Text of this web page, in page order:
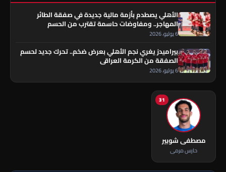
الأهلي يصطدم بأزمة مالية جديدة في صفقة الطائر
المهاجر.. ومفاوضات حاسمة تقترب من الحسم
6 يوليو، 2026
بيراميدز يغري نجم الأهلي بعرض ضخم.. تحرك جديد لحسم
الصفقة من الكرمة العراقي
6 يوليو، 2026
31
مصطفى شوبير
حارس مرمى